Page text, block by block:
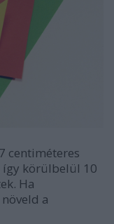
centiméteres
körülbelül 10
Ha
a